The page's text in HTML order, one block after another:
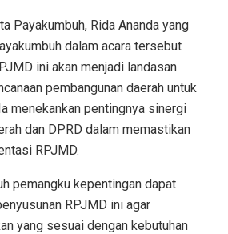
Payakumbuh, Rida Ananda yang
dalam acara tersebut
ini akan menjadi landasan
pembangunan daerah untuk
menekankan pentingnya sinergi
dan DPRD dalam memastikan
RPJMD.
pemangku kepentingan dapat
RPJMD ini agar
yang sesuai dengan kebutuhan